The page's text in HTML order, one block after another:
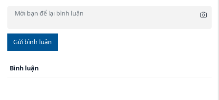
Gửi bình luận
Bình luận